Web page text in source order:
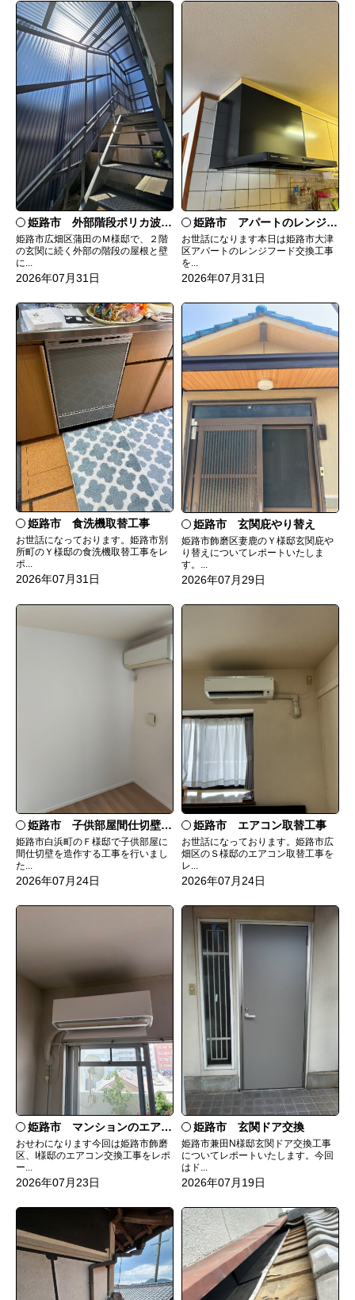
姫路市 外部階段ポリカ波板張替工事
姫路市広畑区蒲田のＭ様邸で、２階
の玄関に続く外部の階段の屋根と壁
に...
2026年07月31日
姫路市 アパートのレンジフード交換
お世話になります本日は姫路市大津
区アパートのレンジフード交換工事
を...
2026年07月31日
姫路市 食洗機取替工事
お世話になっております。姫路市別
所町のＹ様邸の食洗機取替工事をレ
ポ...
2026年07月31日
姫路市 玄関庇やり替え
姫路市飾磨区妻鹿のＹ様邸玄関庇や
り替えについてレポートいたしま
す。...
2026年07月29日
姫路市 子供部屋間仕切壁造作
姫路市白浜町のＦ様邸で子供部屋に
間仕切壁を造作する工事を行いまし
た...
2026年07月24日
姫路市 エアコン取替工事
お世話になっております。姫路市広
畑区のＳ様邸のエアコン取替工事を
レ...
2026年07月24日
姫路市 マンションのエアコンをダイキンRXへ交換
おせわになります今回は姫路市飾磨
区、I様邸のエアコン交換工事をレポ
ー...
2026年07月23日
姫路市 玄関ドア交換
姫路市兼田N様邸玄関ドア交換工事
についてレポートいたします。今回
はド...
2026年07月19日